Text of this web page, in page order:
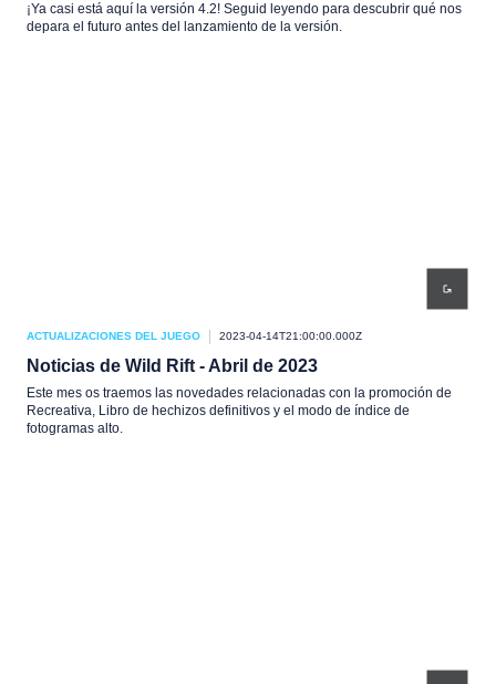
¡Ya casi está aquí la versión 4.2! Seguid leyendo para descubrir qué nos
depara el futuro antes del lanzamiento de la versión.
ACTUALIZACIONES DEL JUEGO 2023-04-14T21:00:00.000Z
Noticias de Wild Rift - Abril de 2023
Este mes os traemos las novedades relacionadas con la promoción de
Recreativa, Libro de hechizos definitivos y el modo de índice de
fotogramas alto.